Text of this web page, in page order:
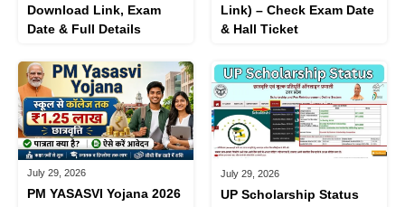
Download Link, Exam
Date & Full Details
Link) – Check Exam Date
& Hall Ticket
July 29, 2026
PM YASASVI Yojana 2026
July 29, 2026
UP Scholarship Status